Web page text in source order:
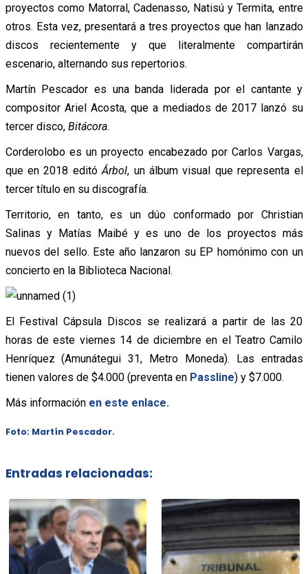
proyectos como Matorral, Cadenasso, Natisú y Termita, entre
otros. Esta vez, presentará a tres proyectos que han lanzado
discos recientemente y que literalmente compartirán
escenario, alternando sus repertorios.
Martín Pescador es una banda liderada por el cantante y
compositor Ariel Acosta, que a mediados de 2017 lanzó su
tercer disco, Bitácora.
Corderolobo es un proyecto encabezado por Carlos Vargas,
que en 2018 editóÁrbol, un álbum visual que representa el
tercer título en su discografía.
Territorio, en tanto, es un dúo conformado por Christian
Salinas y Matías Maibé y es uno de los proyectos más
nuevos del sello. Este año lanzaron su EP homónimo con un
concierto en la Biblioteca Nacional.
El Festival Cápsula Discos se realizará a partir de las 20
horas de este viernes 14 de diciembre en el Teatro Camilo
Henríquez (Amunátegui 31, Metro Moneda). Las entradas
tienen valores de $4.000 (preventa en Passline) y $7.000.
Más información en este enlace.
Foto: Martín Pescador.
Entradas relacionadas: